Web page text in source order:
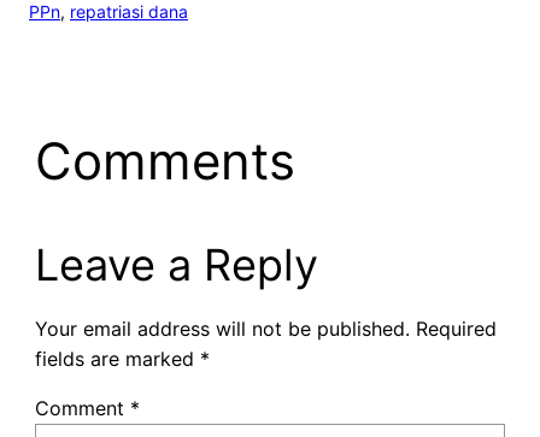
PPn, repatriasi dana
Comments
Leave a Reply
Your email address will not be published. Required
fields are marked *
Comment *